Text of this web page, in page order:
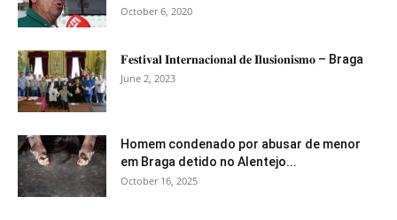
October 6, 2020
𝐅𝐞𝐬𝐭𝐢𝐯𝐚𝐥 𝐈𝐧𝐭𝐞𝐫𝐧𝐚𝐜𝐢𝐨𝐧𝐚𝐥 𝐝𝐞 𝐈𝐥𝐮𝐬𝐢𝐨𝐧𝐢𝐬𝐦𝐨 – Braga
June 2, 2023
Homem condenado por abusar de menor
em Braga detido no Alentejo...
October 16, 2025